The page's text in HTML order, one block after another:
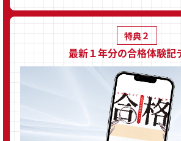
特典２
最新１年分の合格体験記